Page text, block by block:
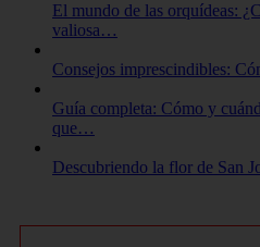
El mundo de las orquídeas:
valiosa…
Consejos imprescindibles:
Guía completa: Cómo y
que…
Descubriendo la flor de San